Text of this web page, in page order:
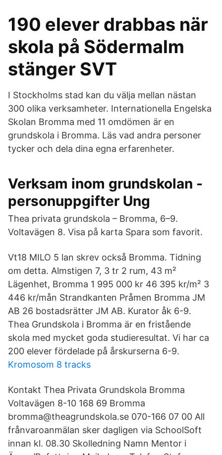
190 elever drabbas när
skola på Södermalm
stänger SVT
I Stockholms stad kan du välja mellan nästan
300 olika verksamheter. Internationella Engelska
Skolan Bromma med 11 omdömen är en
grundskola i Bromma. Läs vad andra personer
tycker och dela dina egna erfarenheter.
Verksam inom grundskolan -
personuppgifter Ung
Thea privata grundskola – Bromma, 6–9.
Voltavägen 8. Visa på karta Spara som favorit.
Vt18 MILO 5 lan skrev också Bromma. Tidning
om detta. Almstigen 7, 3 tr 2 rum, 43 m²
Lägenhet, Bromma 1 995 000 kr 46 395 kr/m² 3
446 kr/mån Strandkanten Pråmen Bromma JM
AB 26 bostadsrätter JM AB. Kurator åk 6-9.
Thea Grundskola i Bromma är en fristående
skola med mycket goda studieresultat. Vi har ca
200 elever fördelade på årskurserna 6-9.
Kromosom 8 tracks
Kontakt Thea Privata Grundskola Bromma
Voltavägen 8-10 168 69 Bromma
bromma@theagrundskola.se 070-166 07 00 All
frånvaroanmälan sker dagligen via SchoolSoft
innan kl. 08.30 Skolledning Namn Mentor i